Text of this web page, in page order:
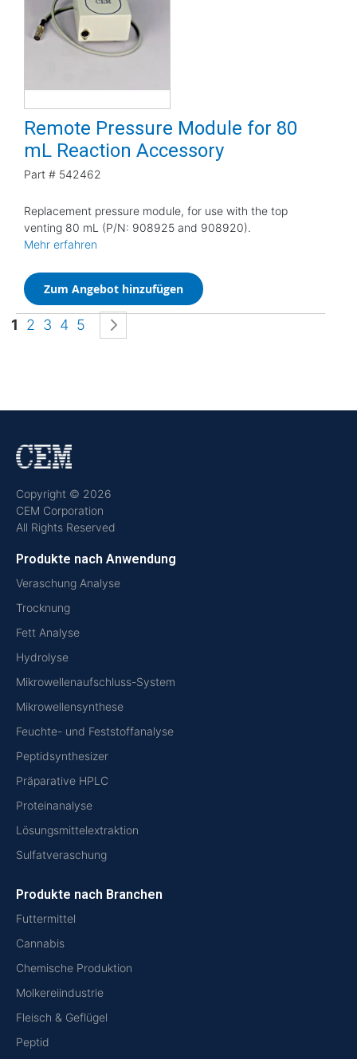
Remote Pressure Module for 80
mL Reaction Accessory
Part # 542462
Replacement pressure module, for use with the top
venting 80 mL (P/N: 908925 and 908920).
Mehr erfahren
Zum Angebot hinzufügen
Seite
Sie lesen gerade die Seite
1 Seite
2 Seite
3 Seite
4 Seite
5
Copyright © 2026
CEM Corporation
All Rights Reserved
Produkte nach Anwendung
Veraschung Analyse
Trocknung
Fett Analyse
Hydrolyse
Mikrowellenaufschluss-System
Mikrowellensynthese
Feuchte- und Feststoffanalyse
Peptidsynthesizer
Präparative HPLC
Proteinanalyse
Lösungsmittelextraktion
Sulfatveraschung
Produkte nach Branchen
Futtermittel
Cannabis
Chemische Produktion
Molkereiindustrie
Fleisch & Geflügel
Peptid